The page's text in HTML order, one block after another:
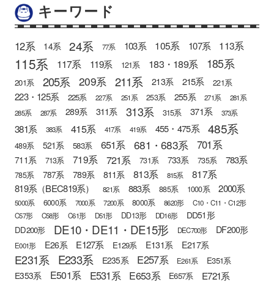
キーワード
12系 14系 24系 77系 103系 105系 107系 113系
115系 117系 119系 121系 183・189系 185系
201系 205系 209系 211系 213系 215系 221系
223・125系 225系 227系 251系 253系 255系 271系
281系
285系
287系 289系 311系 313系 315系 371系 373系
381系 383系 415系 417系 419系 455・475系 485系
489系 521系 583系 651系 681・683系 701系
711系 713系 719系 721系 731系 733系 735系 783系
785系 787系 789系 811系 813系 815系 817系
819系（BEC819系） 821系 883系 885系 1000系 2000系
5000系 6000系 7000系 7200系 8000系 8620形
C10・C11・C12形
C57形
C58形 C61形 D51形 DD13形 DD16形 DD51形
DD200形 DE10・DE11・DE15形 DEC700形 DF200形
E001形 E26系 E127系 E129系 E131系 E217系
E231系 E233系 E235系 E257系 E261系 E351系
E353系 E501系 E531系 E653系 E657系 E721系